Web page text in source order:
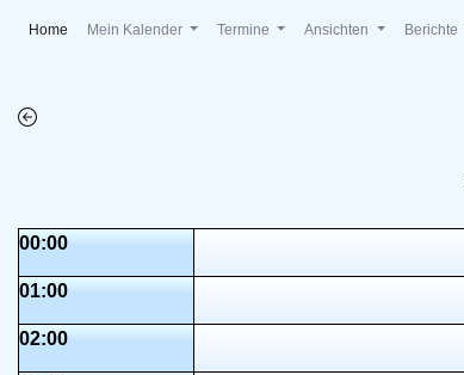
Home (current)
Mein Kalender Termine Ansichten Berichte
00:00
01:00
02:00